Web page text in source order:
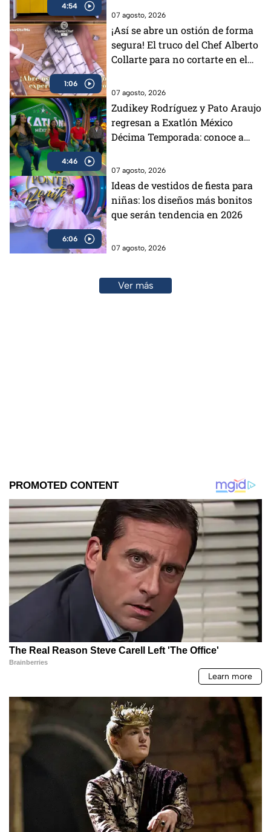
4:54
07 agosto, 2026
1:06
¡Así se abre un ostión de forma
segura! El truco del Chef Alberto
Collarte para no cortarte en el
07 agosto, 2026
4:46
Zudikey Rodríguez y Pato Araujo
regresan a Exatlón México
Décima Temporada: conoce a
07 agosto, 2026
6:06
Ideas de vestidos de fiesta para
niñas: los diseños más bonitos
que serán tendencia en 2026
07 agosto, 2026
Ver más